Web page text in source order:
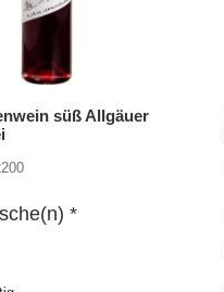
süß Allgäuer
*